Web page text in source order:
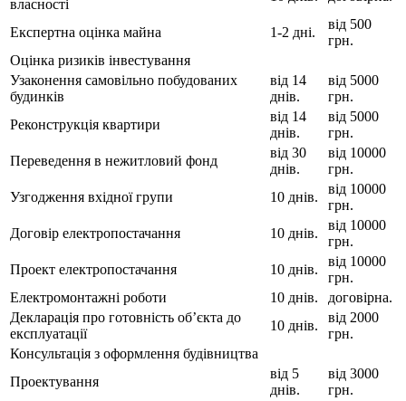
власності
Експертна оцінка майна 1-2 дні.
від 500
грн.
Оцінка ризиків інвестування
Узаконення самовільно побудованих
будинків
від 14
днів.
від 5000
грн.
Реконструкція квартири
від 14
днів.
від 5000
грн.
Переведення в нежитловий фонд
від 30
днів.
від 10000
грн.
Узгодження вхідної групи
10 днів.
від 10000
грн.
Договір електропостачання
10 днів.
від 10000
грн.
Проект електропостачання
10 днів.
від 10000
грн.
Електромонтажні роботи
10 днів.
договірна.
Декларація про готовність об’єкта до
експлуатації
10 днів.
від 2000
грн.
Консультація з оформлення будівництва
Проектування
від 5
днів.
від 3000
грн.